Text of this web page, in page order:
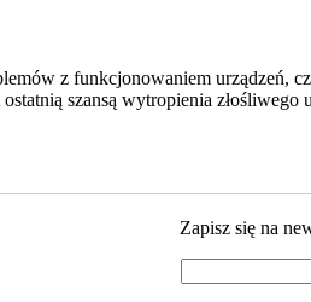
z funkcjonowaniem
szansą wytropienia
Zapisz się na